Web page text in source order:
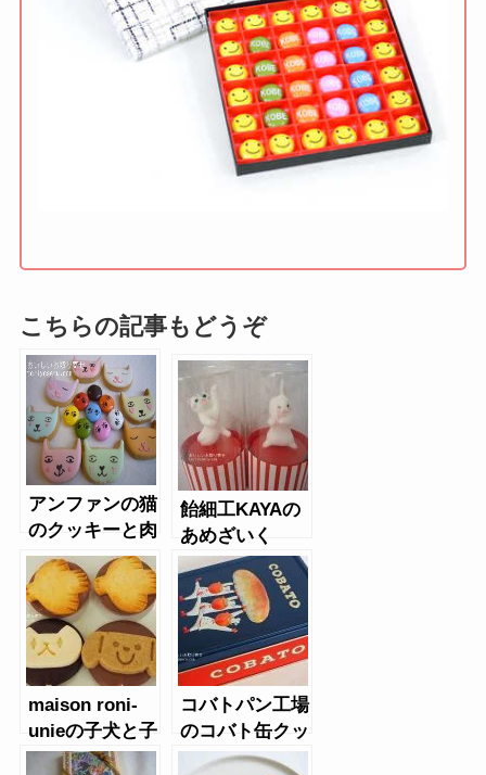
こちらの記事もどうぞ
アンファンの猫
のクッキーと肉
球柄マーブルチ
ョコ
飴細工KAYAの
あめざいく
maison roni-
unieの子犬と子
猫のチョコレー
コバトパン工場
のコバト缶クッ
キー